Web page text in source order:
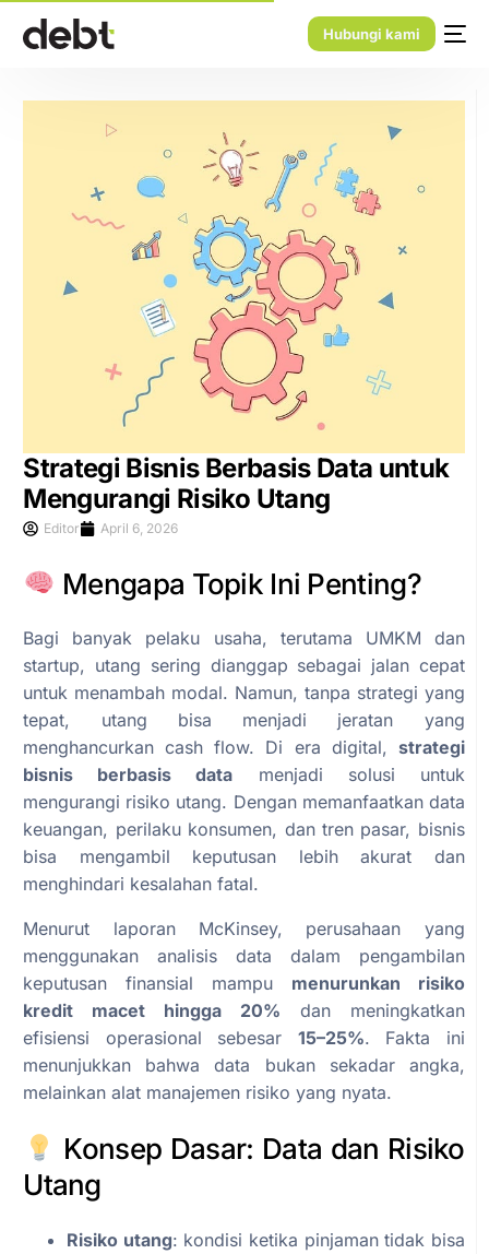
Hubungi kami
Strategi Bisnis Berbasis Data untuk
Mengurangi Risiko Utang
Editor April 6, 2026
Mengapa Topik Ini Penting?
Bagi banyak pelaku usaha, terutama UMKM dan
startup, utang sering dianggap sebagai jalan cepat
untuk menambah modal. Namun, tanpa strategi yang
tepat, utang bisa menjadi jeratan yang
menghancurkan cash flow. Di era digital, strategi
bisnis berbasis data menjadi solusi untuk
mengurangi risiko utang. Dengan memanfaatkan data
keuangan, perilaku konsumen, dan tren pasar, bisnis
bisa mengambil keputusan lebih akurat dan
menghindari kesalahan fatal.
Menurut laporan McKinsey, perusahaan yang
menggunakan analisis data dalam pengambilan
keputusan finansial mampu menurunkan risiko
kredit macet hingga 20% dan meningkatkan
efisiensi operasional sebesar 15–25%. Fakta ini
menunjukkan bahwa data bukan sekadar angka,
melainkan alat manajemen risiko yang nyata.
Konsep Dasar: Data dan Risiko
Utang
Risiko utang: kondisi ketika pinjaman tidak bisa